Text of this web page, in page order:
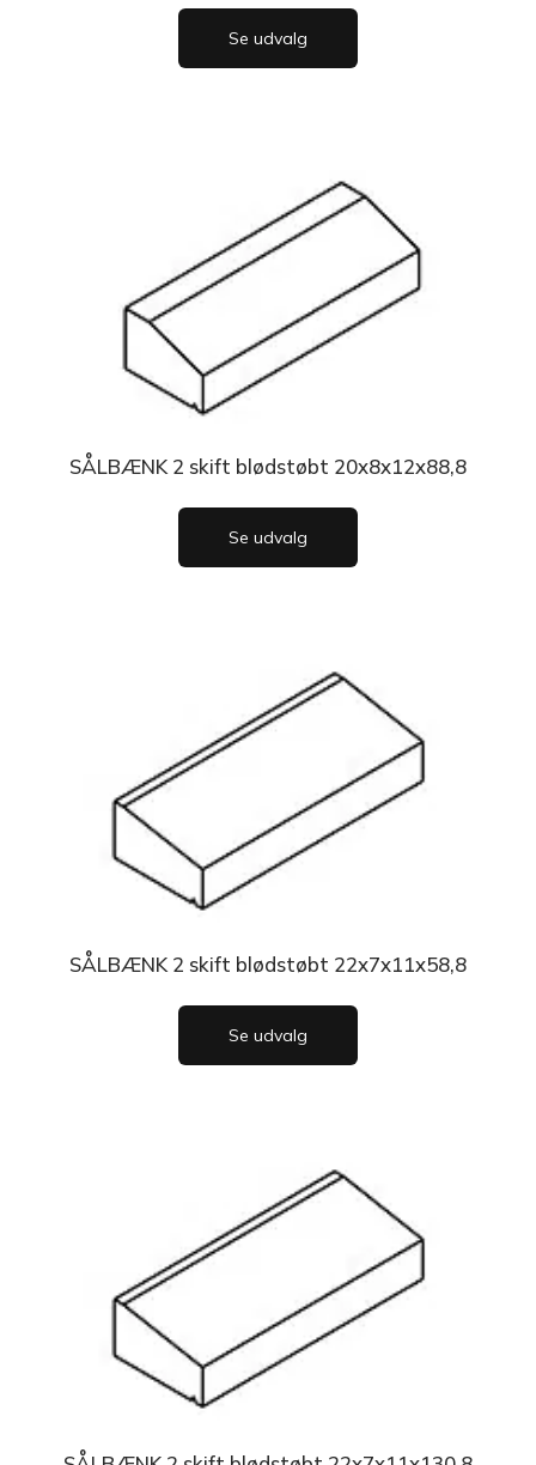
Se udvalg
SÅLBÆNK 2 skift blødstøbt 20x8x12x88,8
Se udvalg
SÅLBÆNK 2 skift blødstøbt 22x7x11x58,8
Se udvalg